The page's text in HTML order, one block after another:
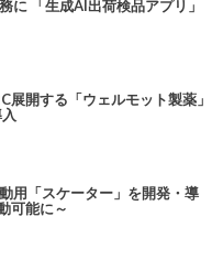
に 「生成AI出荷検品アプリ」
展開する「ウェルモット製薬」
用「スケーター」を開発・導
可能に～